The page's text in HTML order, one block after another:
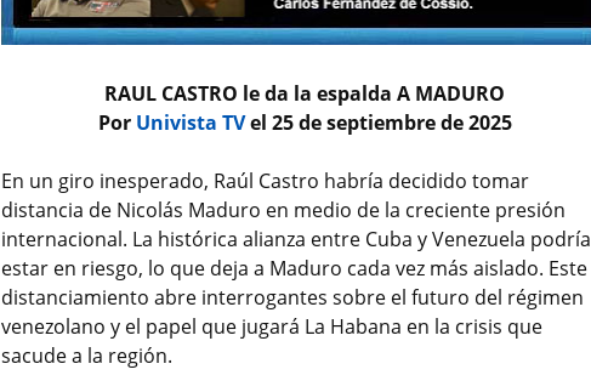
RAUL CASTRO le da la espalda A MADURO
Por Univista TVel 25 de septiembre de 2025
En un giro inesperado, Raúl Castro habría decidido tomar
distancia de Nicolás Maduro en medio de la creciente presión
internacional. La histórica alianza entre Cuba y Venezuela podría
estar en riesgo, lo que deja a Maduro cada vez más aislado. Este
distanciamiento abre interrogantes sobre el futuro del régimen
venezolano y el papel que jugará La Habana en la crisis que
sacude a la región.